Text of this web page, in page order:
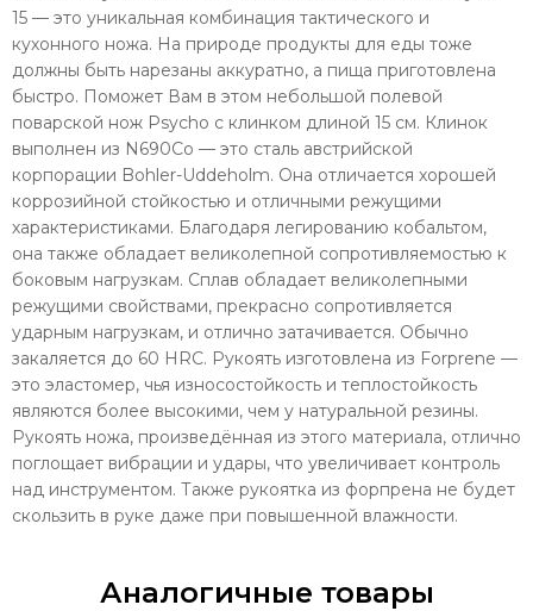
15 — это уникальная комбинация тактического и
кухонного ножа. На природе продукты для еды тоже
должны быть нарезаны аккуратно, а пища приготовлена
быстро. Поможет Вам в этом небольшой полевой
поварской нож Psycho с клинком длиной 15 см. Клинок
выполнен из N690Co — это сталь австрийской
корпорации Bohler-Uddeholm. Она отличается хорошей
коррозийной стойкостью и отличными режущими
характеристиками. Благодаря легированию кобальтом,
она также обладает великолепной сопротивляемостью к
боковым нагрузкам. Сплав обладает великолепными
режущими свойствами, прекрасно сопротивляется
ударным нагрузкам, и отлично затачивается. Обычно
закаляется до 60 HRC. Рукоять изготовлена из Forprene —
это эластомер, чья износостойкость и теплостойкость
являются более высокими, чем у натуральной резины.
Рукоять ножа, произведённая из этого материала, отлично
поглощает вибрации и удары, что увеличивает контроль
над инструментом. Также рукоятка из форпрена не будет
скользить в руке даже при повышенной влажности.
Аналогичные товары